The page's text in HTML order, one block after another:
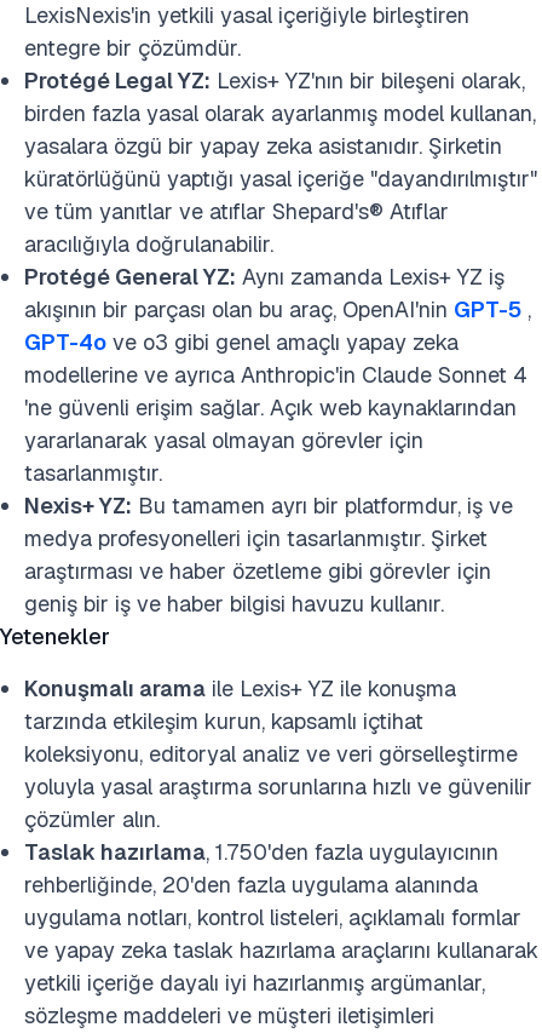
LexisNexis'in yetkili yasal içeriğiyle birleştiren
entegre bir çözümdür.
Protégé Legal YZ: Lexis+ YZ'nın bir bileşeni olarak,
birden fazla yasal olarak ayarlanmış model kullanan,
yasalara özgü bir yapay zeka asistanıdır. Şirketin
küratörlüğünü yaptığı yasal içeriğe "dayandırılmıştır"
ve tüm yanıtlar ve atıflar Shepard's® Atıflar
aracılığıyla doğrulanabilir.
Protégé General YZ: Aynı zamanda Lexis+ YZ iş
akışının bir parçası olan bu araç, OpenAI'nin GPT-5 ,
GPT-4o ve o3 gibi genel amaçlı yapay zeka
modellerine ve ayrıca Anthropic'in Claude Sonnet 4
'ne güvenli erişim sağlar. Açık web kaynaklarından
yararlanarak yasal olmayan görevler için
tasarlanmıştır.
Nexis+ YZ: Bu tamamen ayrı bir platformdur, iş ve
medya profesyonelleri için tasarlanmıştır. Şirket
araştırması ve haber özetleme gibi görevler için
geniş bir iş ve haber bilgisi havuzu kullanır.
Yetenekler
Konuşmalı arama ile Lexis+ YZ ile konuşma
tarzında etkileşim kurun, kapsamlı içtihat
koleksiyonu, editoryal analiz ve veri görselleştirme
yoluyla yasal araştırma sorunlarına hızlı ve güvenilir
çözümler alın.
Taslak hazırlama, 1.750'den fazla uygulayıcının
rehberliğinde, 20'den fazla uygulama alanında
uygulama notları, kontrol listeleri, açıklamalı formlar
ve yapay zeka taslak hazırlama araçlarını kullanarak
yetkili içeriğe dayalı iyi hazırlanmış argümanlar,
sözleşme maddeleri ve müşteri iletişimleri